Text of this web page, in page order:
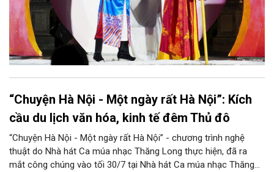
“Chuyện Hà Nội - Một ngày rất Hà Nội”: Kích
cầu du lịch văn hóa, kinh tế đêm Thủ đô
“Chuyện Hà Nội - Một ngày rất Hà Nội” - chương trình nghệ
thuật do Nhà hát Ca múa nhạc Thăng Long thực hiện, đã ra
mắt công chúng vào tối 30/7 tại Nhà hát Ca múa nhạc Thăng